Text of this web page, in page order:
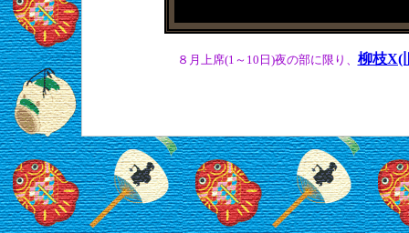
８月上席(1～10日)夜の部に限り、 柳枝X(